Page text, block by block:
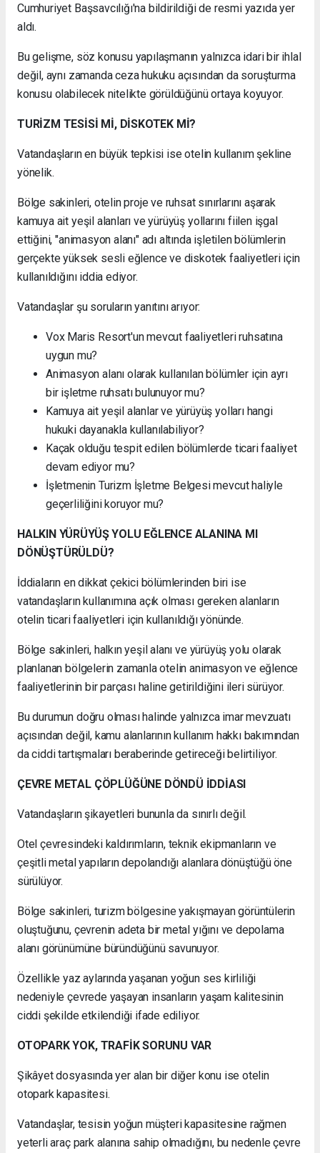
Cumhuriyet Başsavcılığı'na bildirildiği de resmi yazıda yer
aldı.
Bu gelişme, söz konusu yapılaşmanın yalnızca idari bir ihlal
değil, aynı zamanda ceza hukuku açısından da soruşturma
konusu olabilecek nitelikte görüldüğünü ortaya koyuyor.
TURİZM TESİSİ Mİ, DİSKOTEK Mİ?
Vatandaşların en büyük tepkisi ise otelin kullanım şekline
yönelik.
Bölge sakinleri, otelin proje ve ruhsat sınırlarını aşarak
kamuya ait yeşil alanları ve yürüyüş yollarını fiilen işgal
ettiğini, "animasyon alanı" adı altında işletilen bölümlerin
gerçekte yüksek sesli eğlence ve diskotek faaliyetleri için
kullanıldığını iddia ediyor.
Vatandaşlar şu soruların yanıtını arıyor:
Vox Maris Resort'un mevcut faaliyetleri ruhsatına
uygun mu?
Animasyon alanı olarak kullanılan bölümler için ayrı
bir işletme ruhsatı bulunuyor mu?
Kamuya ait yeşil alanlar ve yürüyüş yolları hangi
hukuki dayanakla kullanılabiliyor?
Kaçak olduğu tespit edilen bölümlerde ticari faaliyet
devam ediyor mu?
İşletmenin Turizm İşletme Belgesi mevcut haliyle
geçerliliğini koruyor mu?
HALKIN YÜRÜYÜŞ YOLU EĞLENCE ALANINA MI
DÖNÜŞTÜRÜLDÜ?
İddiaların en dikkat çekici bölümlerinden biri ise
vatandaşların kullanımına açık olması gereken alanların
otelin ticari faaliyetleri için kullanıldığı yönünde.
Bölge sakinleri, halkın yeşil alanı ve yürüyüş yolu olarak
planlanan bölgelerin zamanla otelin animasyon ve eğlence
faaliyetlerinin bir parçası haline getirildiğini ileri sürüyor.
Bu durumun doğru olması halinde yalnızca imar mevzuatı
açısından değil, kamu alanlarının kullanım hakkı bakımından
da ciddi tartışmaları beraberinde getireceği belirtiliyor.
ÇEVRE METAL ÇÖPLÜĞÜNE DÖNDÜ İDDİASI
Vatandaşların şikayetleri bununla da sınırlı değil.
Otel çevresindeki kaldırımların, teknik ekipmanların ve
çeşitli metal yapıların depolandığı alanlara dönüştüğü öne
sürülüyor.
Bölge sakinleri, turizm bölgesine yakışmayan görüntülerin
oluştuğunu, çevrenin adeta bir metal yığını ve depolama
alanı görünümüne büründüğünü savunuyor.
Özellikle yaz aylarında yaşanan yoğun ses kirliliği
nedeniyle çevrede yaşayan insanların yaşam kalitesinin
ciddi şekilde etkilendiği ifade ediliyor.
OTOPARK YOK, TRAFİK SORUNU VAR
Şikâyet dosyasında yer alan bir diğer konu ise otelin
otopark kapasitesi.
Vatandaşlar, tesisin yoğun müşteri kapasitesine rağmen
yeterli araç park alanına sahip olmadığını, bu nedenle çevre